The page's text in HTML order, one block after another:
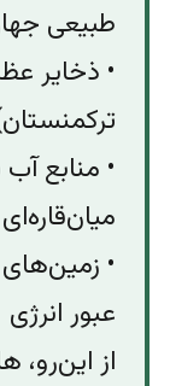
طبیعی
• ذخایر
• منابع
میان‌قاره‌ای
•
عبور انرژی
از این‌رو،